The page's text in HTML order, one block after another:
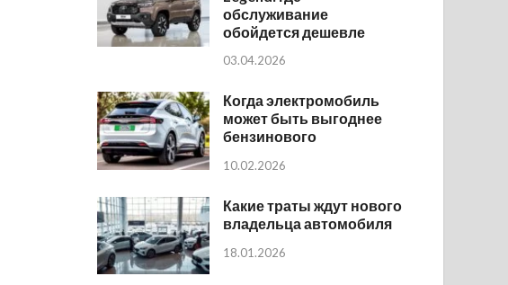
обслуживание
обойдется дешевле
03.04.2026
Когда электромобиль
может быть выгоднее
бензинового
10.02.2026
Какие траты ждут нового
владельца автомобиля
18.01.2026